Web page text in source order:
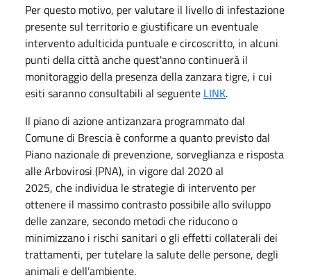
Per questo motivo, per valutare il livello di infestazione
presente sul territorio e giustificare un eventuale
intervento adulticida puntuale e circoscritto, in alcuni
punti della città anche quest'anno continuerà il
monitoraggio della presenza della zanzara tigre, i cui
esiti saranno consultabili al seguente LINK.
Il piano di azione antizanzara programmato dal
Comune di Brescia è conforme a quanto previsto dal
Piano nazionale di prevenzione, sorveglianza e risposta
alle Arbovirosi (PNA), in vigore dal 2020 al
2025, che individua le strategie di intervento per
ottenere il massimo contrasto possibile allo sviluppo
delle zanzare, secondo metodi che riducono o
minimizzano i rischi sanitari o gli effetti collaterali dei
trattamenti, per tutelare la salute delle persone, degli
animali e dell’ambiente.